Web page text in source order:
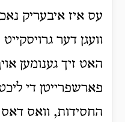
עס איז איבעריק
וועגן דער
האט זיך גענומען
פארשפרייטן די
החסידות, וואס דאס